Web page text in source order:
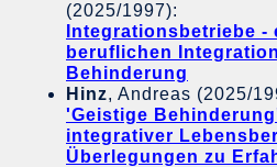
(2025/1997):
Integrationsbetriebe -
beruflichen
Behinderung
Hinz, Andreas (2025/
'Geistige
integrativer
Überlegungen zu